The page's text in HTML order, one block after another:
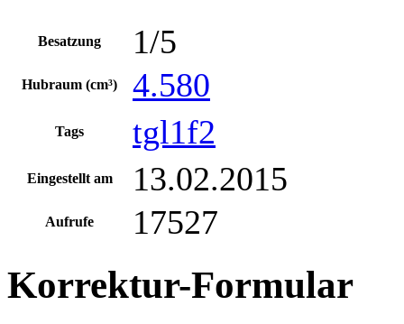
Besatzung 1/5
Hubraum (cm³) 4.580
Tags tgl1f2
Eingestellt am 13.02.2015
Aufrufe 17527
Korrektur-Formular